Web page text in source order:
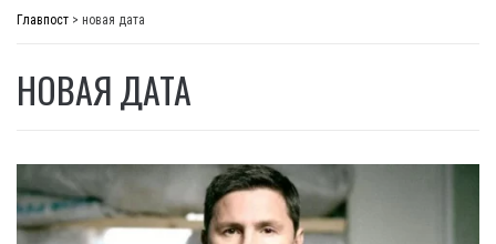
Главпост > новая дата
НОВАЯ ДАТА